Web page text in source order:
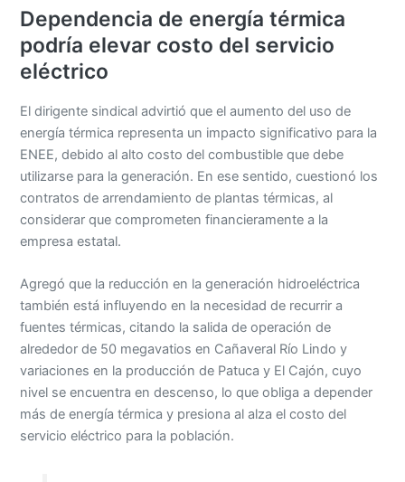
Dependencia de energía térmica
podría elevar costo del servicio
eléctrico
El dirigente sindical advirtió que el aumento del uso de
energía térmica representa un impacto significativo para la
ENEE, debido al alto costo del combustible que debe
utilizarse para la generación. En ese sentido, cuestionó los
contratos de arrendamiento de plantas térmicas, al
considerar que comprometen financieramente a la
empresa estatal.
Agregó que la reducción en la generación hidroeléctrica
también está influyendo en la necesidad de recurrir a
fuentes térmicas, citando la salida de operación de
alrededor de 50 megavatios en Cañaveral Río Lindo y
variaciones en la producción de Patuca y El Cajón, cuyo
nivel se encuentra en descenso, lo que obliga a depender
más de energía térmica y presiona al alza el costo del
servicio eléctrico para la población.